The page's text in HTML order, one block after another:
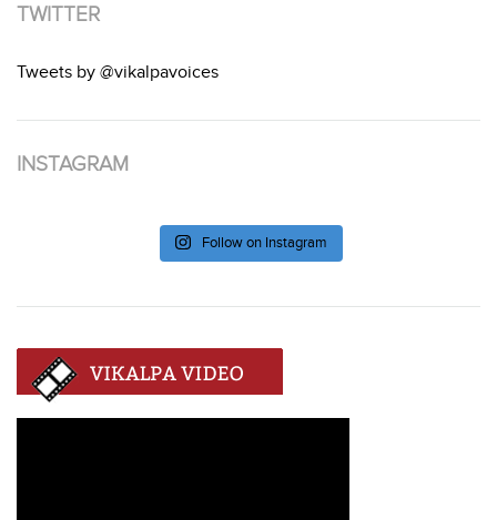
TWITTER
Tweets by @vikalpavoices
INSTAGRAM
Follow on Instagram